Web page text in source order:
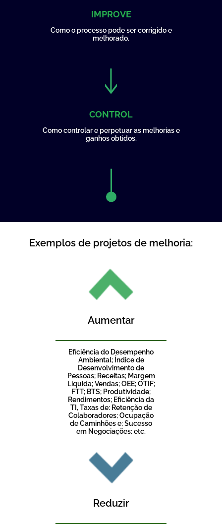
IMPROVE
Como o processo pode ser corrigido e
melhorado.
CONTROL
Como controlar e perpetuar as melhorias e
ganhos obtidos.
Exemplos de projetos de melhoria:
Aumentar
Eficiência do Desempenho
Ambiental; Índice de
Desenvolvimento de
Pessoas; Receitas; Margem
Líquida; Vendas; OEE; OTIF;
FTT; BTS; Produtividade;
Rendimentos; Eficiência da
TI, Taxas de: Retenção de
Colaboradores; Ocupação
de Caminhões e; Sucesso
em Negociações; etc.
Reduzir